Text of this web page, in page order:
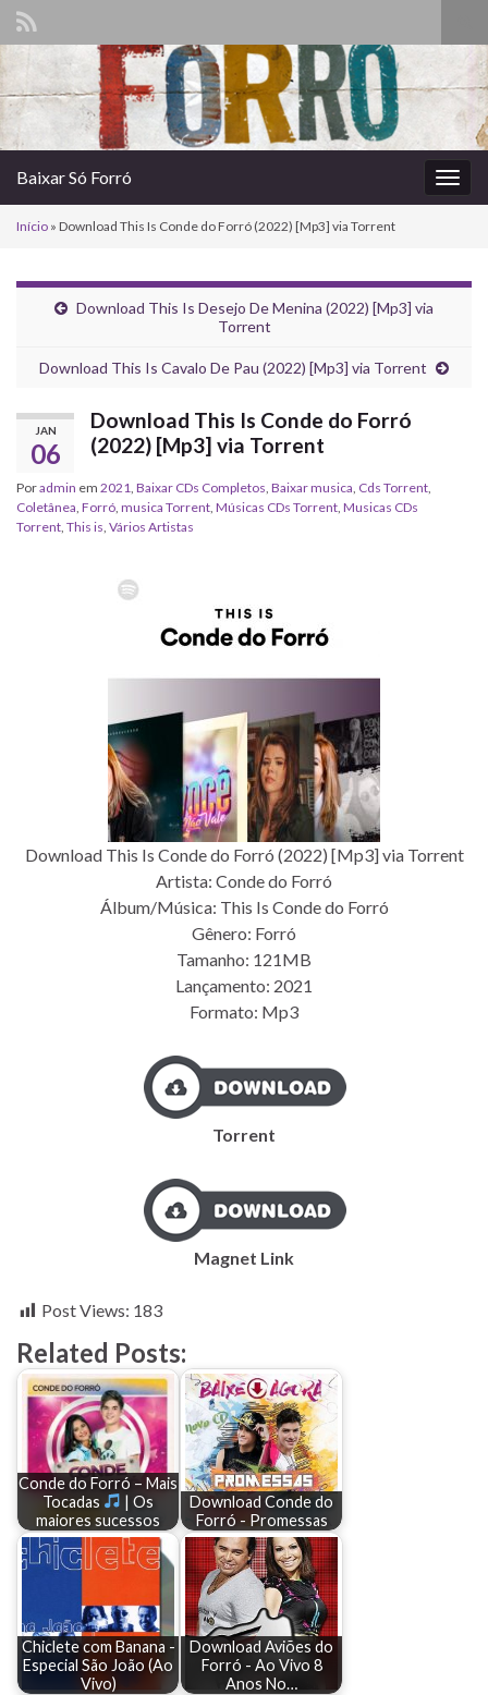
Search for:
Baixar Só Forró
Início » Download This Is Conde do Forró (2022) [Mp3] via Torrent
Download This Is Desejo De Menina (2022) [Mp3] via
Torrent
Download This Is Cavalo De Pau (2022) [Mp3] via Torrent
JAN
06
Download This Is Conde do Forró
(2022) [Mp3] via Torrent
Poradmin em 2021 Baixar CDs Completos Baixar musica Cds Torrent
Coletânea Forró musica Torrent ‎Músicas CDs Torrent ‎Musicas CDs
Torrent This is Vários Artistas
Download This Is Conde do Forró (2022) [Mp3] via Torrent
Artista: Conde do Forró
Álbum/Música: This Is Conde do Forró
Gênero: Forró
Tamanho: 121MB
Lançamento: 2021
Formato: Mp3
Torrent
Magnet Link
Post Views: 183
Related Posts:
Conde do Forró – Mais
Tocadas
| Os
maiores sucessos
Download Conde do
Forró - Promessas
Chiclete com Banana -
Especial São João (Ao
Vivo)
Download Aviões do
Forró - Ao Vivo 8
Anos No…